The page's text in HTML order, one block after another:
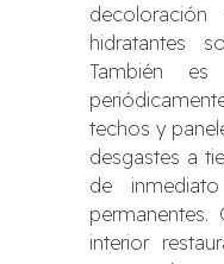
hidratantes
También es
techos y
desgastes a
de
interior